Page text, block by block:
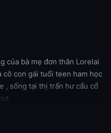
của bà mẹ đơn thân Lorelai
cô con gái tuổi teen ham học
, sống tại thị trấn hư cấu cổ